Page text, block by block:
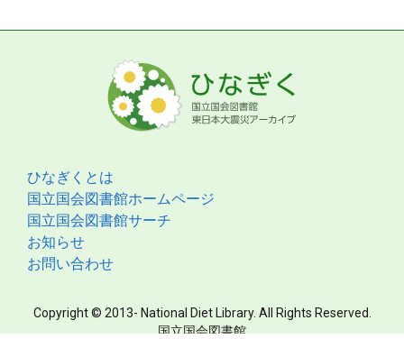
ひなぎくとは
国立国会図書館ホームページ
国立国会図書館サーチ
お知らせ
お問い合わせ
Copyright © 2013- National Diet Library. All Rights Reserved.